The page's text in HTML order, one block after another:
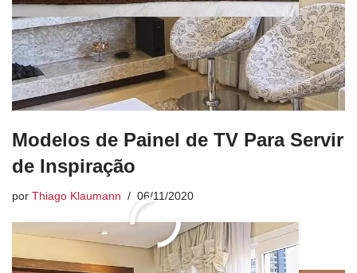
Modelos de Painel de TV Para Servir
de Inspiração
por Thiago Klaumann 06/11/2020